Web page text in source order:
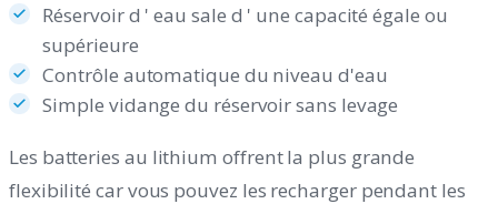
Réservoir d ' eau sale d ' une capacité égale ou
supérieure
Contrôle automatique du niveau d'eau
Simple vidange du réservoir sans levage
Les batteries au lithium offrent la plus grande
flexibilité car vous pouvez les recharger pendant les